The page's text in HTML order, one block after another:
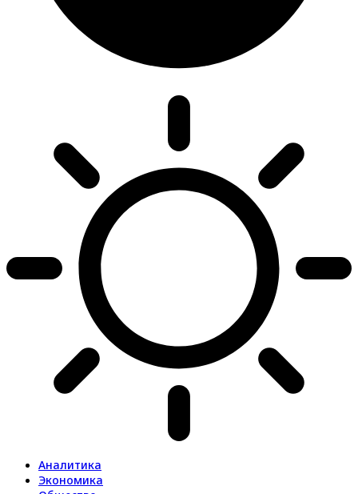
Аналитика
Экономика